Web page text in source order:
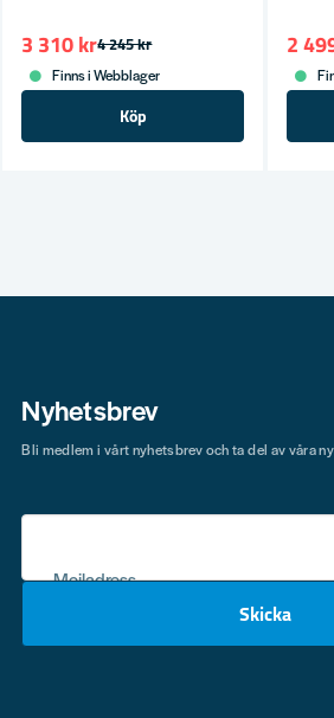
4 245 kr
3 310 kr
Finns i Webblager
Köp
2
Nyhetsbrev
Mejladress
Skicka
Bli medlem i vårt nyhetsbrev och ta del av våra